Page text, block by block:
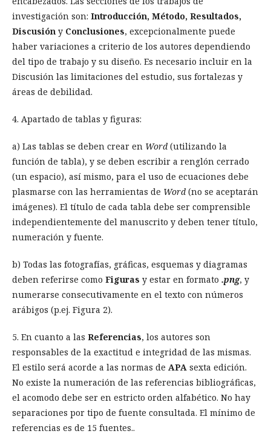
investigación son: Introducción, Método, Resultados,
Discusión y Conclusiones, excepcionalmente puede
haber variaciones a criterio de los autores dependiendo
del tipo de trabajo y su diseño. Es necesario incluir en la
Discusión las limitaciones del estudio, sus fortalezas y
áreas de debilidad.
4. Apartado de tablas y figuras:
a) Las tablas se deben crear en Word (utilizando la
función de tabla), y se deben escribir a renglón cerrado
(un espacio), así mismo, para el uso de ecuaciones debe
plasmarse con las herramientas de Word (no se aceptarán
imágenes). El título de cada tabla debe ser comprensible
independientemente del manuscrito y deben tener título,
numeración y fuente.
b) Todas las fotografías, gráficas, esquemas y diagramas
deben referirse como Figuras y estar en formato .png, y
numerarse consecutivamente en el texto con números
arábigos (p.ej. Figura 2).
5. En cuanto a las Referencias, los autores son
responsables de la exactitud e integridad de las mismas.
El estilo será acorde a las normas de APA sexta edición.
No existe la numeración de las referencias bibliográficas,
el acomodo debe ser en estricto orden alfabético. No hay
separaciones por tipo de fuente consultada. El mínimo de
referencias es de 15 fuentes..